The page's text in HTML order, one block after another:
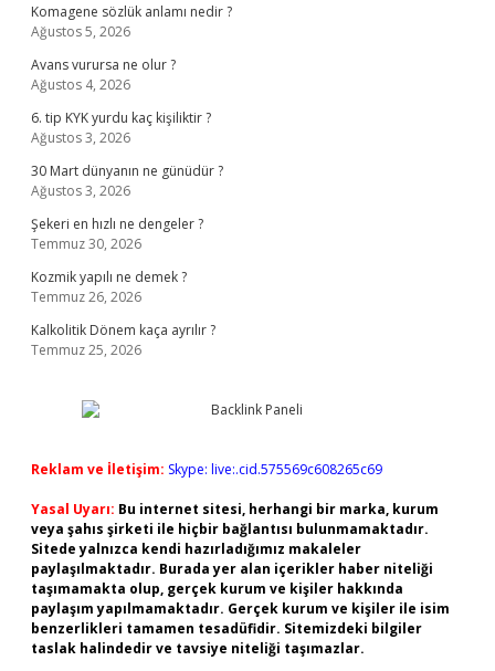
Komagene sözlük anlamı nedir ?
Ağustos 5, 2026
Avans vurursa ne olur ?
Ağustos 4, 2026
6. tip KYK yurdu kaç kişiliktir ?
Ağustos 3, 2026
30 Mart dünyanın ne günüdür ?
Ağustos 3, 2026
Şekeri en hızlı ne dengeler ?
Temmuz 30, 2026
Kozmik yapılı ne demek ?
Temmuz 26, 2026
Kalkolitik Dönem kaça ayrılır ?
Temmuz 25, 2026
Reklam ve İletişim: Skype: live:.cid.575569c608265c69
Yasal Uyarı: Bu internet sitesi, herhangi bir marka, kurum
veya şahıs şirketi ile hiçbir bağlantısı bulunmamaktadır.
Sitede yalnızca kendi hazırladığımız makaleler
paylaşılmaktadır. Burada yer alan içerikler haber niteliği
taşımamakta olup, gerçek kurum ve kişiler hakkında
paylaşım yapılmamaktadır. Gerçek kurum ve kişiler ile isim
benzerlikleri tamamen tesadüfidir. Sitemizdeki bilgiler
taslak halindedir ve tavsiye niteliği taşımazlar.